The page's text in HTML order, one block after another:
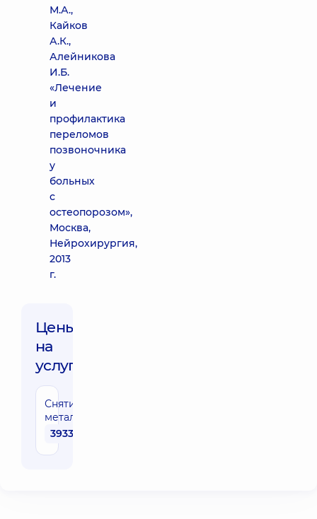
М.А.,
Кайков
А.К.,
Алейникова
И.Б.
«Лечение
и
профилактика
переломов
позвоночника
у
больных
с
остеопорозом»,
Москва,
Нейрохирургия,
2013
г.
Цены
на
услуги:
Снятие
металлоконструкции
39330 грн